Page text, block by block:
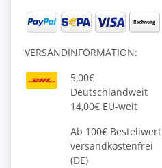
VERSANDINFORMATION:
5,00€
Deutschlandweit
14,00€ EU-weit
Ab 100€ Bestellwert
versandkostenfrei
(DE)